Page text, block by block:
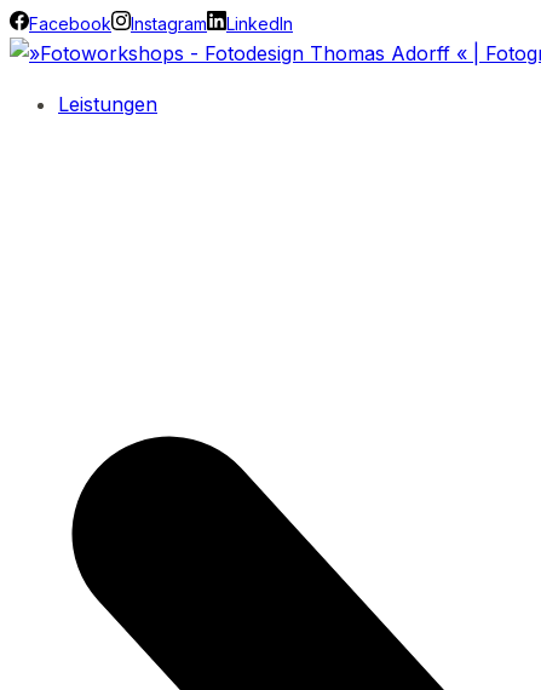
Facebook Instagram LinkedIn
Leistungen